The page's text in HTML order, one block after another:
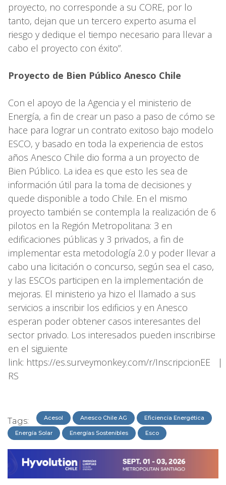
proyecto, no corresponde a su CORE, por lo
tanto, dejan que un tercero experto asuma el
riesgo y dedique el tiempo necesario para llevar a
cabo el proyecto con éxito”.
Proyecto de Bien Público Anesco Chile
Con el apoyo de la Agencia y el ministerio de
Energía, a fin de crear un paso a paso de cómo se
hace para lograr un contrato exitoso bajo modelo
ESCO, y basado en toda la experiencia de estos
años Anesco Chile dio forma a un proyecto de
Bien Público. La idea es que esto les sea de
información útil para la toma de decisiones y
quede disponible a todo Chile. En el mismo
proyecto también se contempla la realización de 6
pilotos en la Región Metropolitana: 3 en
edificaciones públicas y 3 privados, a fin de
implementar esta metodología 2.0 y poder llevar a
cabo una licitación o concurso, según sea el caso,
y las ESCOs participen en la implementación de
mejoras. El ministerio ya hizo el llamado a sus
servicios a inscribir los edificios y en Anesco
esperan poder obtener casos interesantes del
sector privado. Los interesados pueden inscribirse
en el siguiente
link: https://es.surveymonkey.com/r/InscripcionEE |
RS
Tags: Acesol Anesco Chile AG Eficiencia Energética
Energía Solar Energías Sostenibles Esco